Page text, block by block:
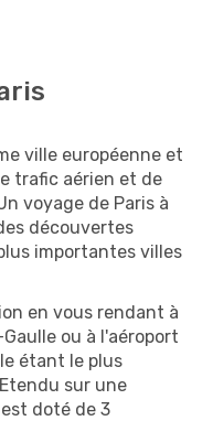
ville européenne et
trafic aérien et de
voyage de Paris à
découvertes
importantes villes
en vous rendant à
ou à l'aéroport
étant le plus
sur une
doté de 3